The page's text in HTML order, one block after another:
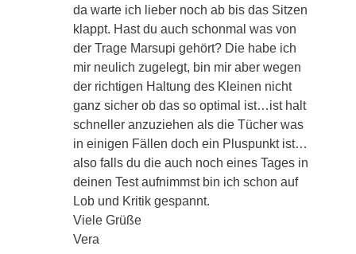
da warte ich lieber noch ab bis das Sitzen
klappt. Hast du auch schonmal was von
der Trage Marsupi gehört? Die habe ich
mir neulich zugelegt, bin mir aber wegen
der richtigen Haltung des Kleinen nicht
ganz sicher ob das so optimal ist…ist halt
schneller anzuziehen als die Tücher was
in einigen Fällen doch ein Pluspunkt ist…
also falls du die auch noch eines Tages in
deinen Test aufnimmst bin ich schon auf
Lob und Kritik gespannt.
Viele Grüße
Vera